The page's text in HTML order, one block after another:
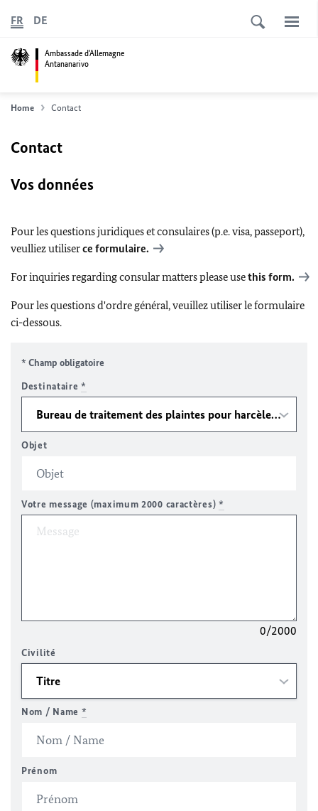
Ambassade d'Allemagne
Antananarivo
FR DE
Home Contact
Contact
Vos données
Pour les questions juridiques et consulaires (p.e. visa, passeport),
veulliez utiliserce formulaire.
For inquiries regarding consular matters please usethis form.
Pour les questions d'ordre général, veuillez utiliser le formulaire
ci-dessous.
* Champ obligatoire
Destinataire*
Objet
Votre message (maximum 2000 caractères) *
0/2000
Civilité
Nom / Name *
Prénom